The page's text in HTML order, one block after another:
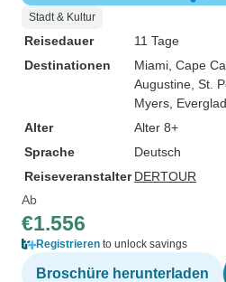
Stadt & Kultur
Reisedauer
11 Tage
Destinationen
Miami , Cape
Augustine , St.
Myers ,
Alter
Alter 8+
Sprache
Deutsch
Reiseveranstalter DERTOUR
Ab
€1.556
Registrieren to unlock savings
Broschüre herunterladen